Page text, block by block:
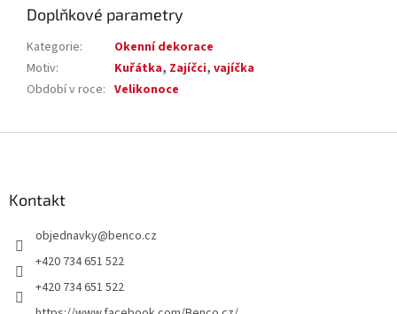
Doplňkové parametry
Kategorie:
Okenní dekorace
Motiv: Kuřátka, Zajíčci, vajíčka
Období v roce: Velikonoce
Kontakt
objednavky@benco.cz
+420 734 651 522
+420 734 651 522